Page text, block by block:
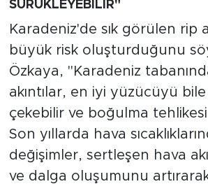
SÜRÜKLEYEBİLİR"
Karadeniz'de sık görülen rip
büyük risk oluşturduğunu
Özkaya, "Karadeniz
akıntılar, en iyi yüzücüyü
çekebilir ve boğulma
Son yıllarda hava
değişimler, sertleşen hava
ve dalga oluşumunu